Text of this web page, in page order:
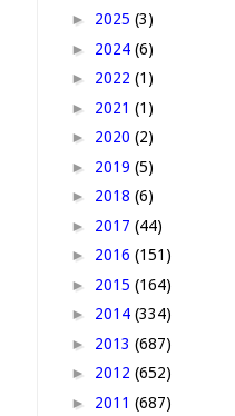
► 2025 (3)
► 2024 (6)
► 2022 (1)
► 2021 (1)
► 2020 (2)
► 2019 (5)
► 2018 (6)
► 2017 (44)
► 2016 (151)
► 2015 (164)
► 2014 (334)
► 2013 (687)
► 2012 (652)
► 2011 (687)